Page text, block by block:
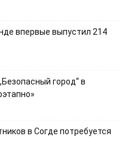
впервые выпустил 214
город“ в
в Согде потребуется